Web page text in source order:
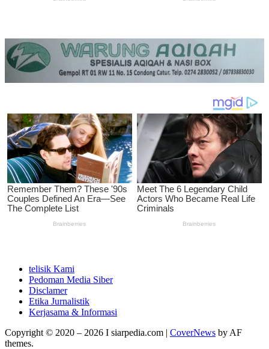
telisik Kami
Pedoman Media Siber
Disclamer
Etika Jurnalistik
Kerjasama & Informasi
Copyright © 2020 – 2026 I siarpedia.com | CoverNews by AF
themes.